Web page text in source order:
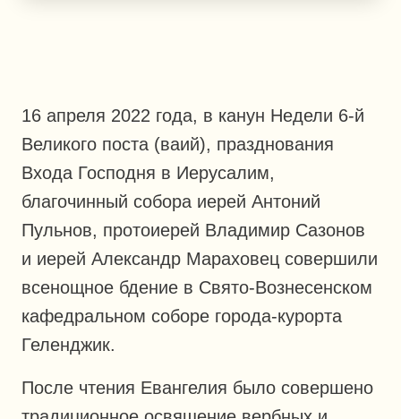
16 апреля 2022 года, в канун Недели 6-й
Великого поста (ваий), празднования
Входа Господня в Иерусалим,
благочинный собора иерей Антоний
Пульнов, протоиерей Владимир Сазонов
и иерей Александр Мараховец совершили
всенощное бдение в Свято-Вознесенском
кафедральном соборе города-курорта
Геленджик.
После чтения Евангелия было совершено